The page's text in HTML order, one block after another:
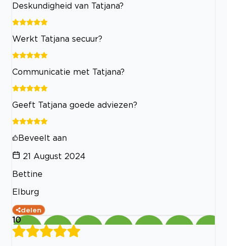
Deskundigheid van Tatjana?
Werkt Tatjana secuur?
Communicatie met Tatjana?
Geeft Tatjana goede adviezen?
Beveelt aan
21 August 2024
Bettine
Elburg
delen
10